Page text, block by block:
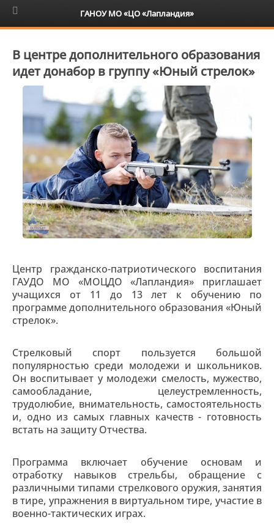
6+
В центре дополнительного образования
идет донабор в группу «Юный стрелок»
Центр гражданско-патриотического воспитания
ГАУДО МО «МОЦДО «Лапландия» приглашает
учащихся от 11 до 13 лет к обучению по
программе дополнительного образования «Юный
стрелок».
Стрелковый спорт пользуется большой
популярностью среди молодежи и школьников.
Он воспитывает у молодежи смелость, мужество,
самообладание, целеустремленность,
трудолюбие, внимательность, самостоятельность
и, одно из самых главных качеств - готовность
встать на защиту Отчества.
Программа включает обучение основам и
отработку навыков стрельбы, обращение с
различными типами стрелкового оружия, занятия
в тире, упражнения в виртуальном тире, участие в
военно-тактических играх.
ГАНОУ МО «ЦО «Лапландия»